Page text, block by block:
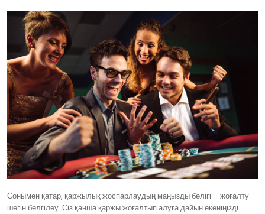
Сонымен қатар, қаржылық жоспарлаудың маңызды бөлігі – жоғалту
шегін белгілеу. Сіз қанша қаржы жоғалтып алуға дайын екеніңізді